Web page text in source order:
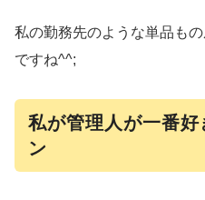
私の勤務先のような単品も
ですね^^;
私が管理人が一番
ン